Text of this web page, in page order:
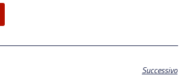
Successivo